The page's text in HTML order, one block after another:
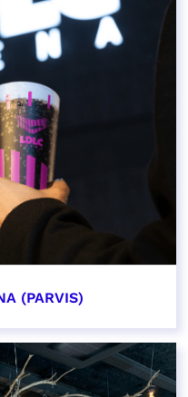
(PARVIS)